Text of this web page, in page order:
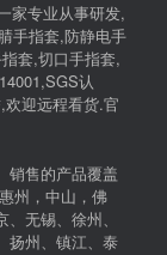
家专业从事研发,
手指套,防静电手
套,切口手指套,
认
迎远程看货.官
销售的产品覆盖
州，中山，佛
无锡、徐州、
扬州、镇江、泰